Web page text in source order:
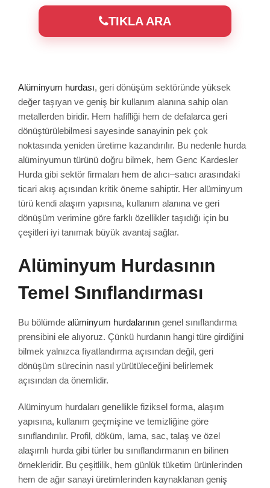
TIKLA ARA
Alüminyum hurdası, geri dönüşüm sektöründe yüksek
değer taşıyan ve geniş bir kullanım alanına sahip olan
metallerden biridir. Hem hafifliği hem de defalarca geri
dönüştürülebilmesi sayesinde sanayinin pek çok
noktasında yeniden üretime kazandırılır. Bu nedenle hurda
alüminyumun türünü doğru bilmek, hem Genc Kardesler
Hurda gibi sektör firmaları hem de alıcı–satıcı arasındaki
ticari akış açısından kritik öneme sahiptir. Her alüminyum
türü kendi alaşım yapısına, kullanım alanına ve geri
dönüşüm verimine göre farklı özellikler taşıdığı için bu
çeşitleri iyi tanımak büyük avantaj sağlar.
Alüminyum Hurdasının
Temel Sınıflandırması
Bu bölümde alüminyum hurdalarının genel sınıflandırma
prensibini ele alıyoruz. Çünkü hurdanın hangi türe girdiğini
bilmek yalnızca fiyatlandırma açısından değil, geri
dönüşüm sürecinin nasıl yürütüleceğini belirlemek
açısından da önemlidir.
Alüminyum hurdaları genellikle fiziksel forma, alaşım
yapısına, kullanım geçmişine ve temizliğine göre
sınıflandırılır. Profil, döküm, lama, sac, talaş ve özel
alaşımlı hurda gibi türler bu sınıflandırmanın en bilinen
örnekleridir. Bu çeşitlilik, hem günlük tüketim ürünlerinden
hem de ağır sanayi üretimlerinden kaynaklanan geniş